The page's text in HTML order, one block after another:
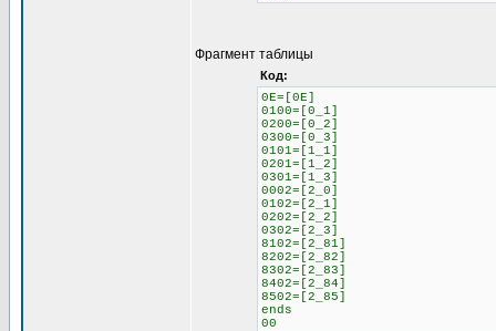
Фрагмент таблицы
Код:
0E=[0E]
0100=[0_1]
0200=[0_2]
0300=[0_3]
0101=[1_1]
0201=[1_2]
0301=[1_3]
0002=[2_0]
0102=[2_1]
0202=[2_2]
0302=[2_3]
8102=[2_81]
8202=[2_82]
8302=[2_83]
8402=[2_84]
8502=[2_85]
ends
00